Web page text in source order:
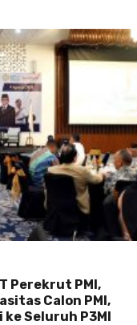
Perekrut PMI,
Calon PMI,
Seluruh P3MI